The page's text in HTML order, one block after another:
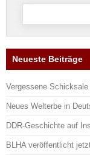
Suche
Neueste Beiträge
Vergessene
Neues Welterbe in
DDR-Geschichte auf
BLHA veröffentlicht